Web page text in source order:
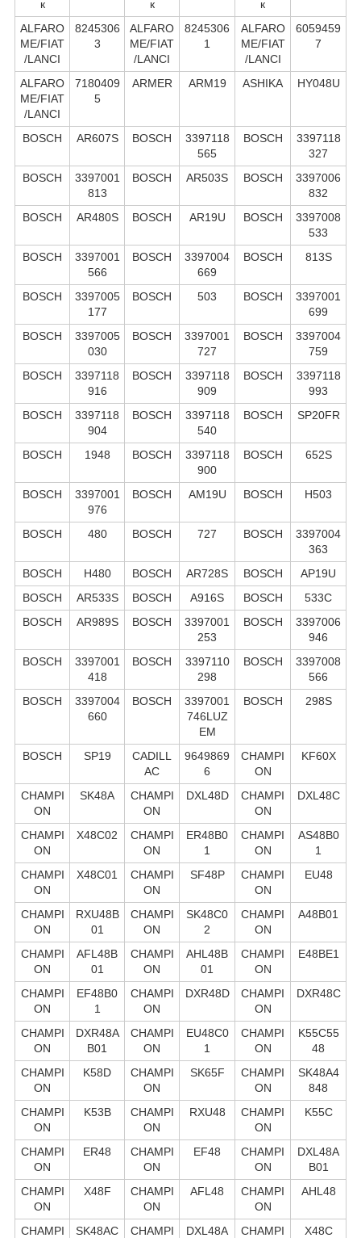
к к
к
ALFARO
ME/FIAT
/LANCI
8245306
3
ALFARO
ME/FIAT
/LANCI
8245306
1
ALFARO
ME/FIAT
/LANCI
6059459
7
ALFARO
ME/FIAT
/LANCI
7180409
5
ARMER ARM19 ASHIKA HY048U
BOSCH AR607S BOSCH
3397118
565
BOSCH
3397118
327
BOSCH
3397001
813
BOSCH AR503S BOSCH
3397006
832
BOSCH
AR480S BOSCH AR19U BOSCH
3397008
533
BOSCH
3397001
566
BOSCH
3397004
669
BOSCH 813S
BOSCH
3397005
177
BOSCH 503 BOSCH
3397001
699
BOSCH
3397005
030
BOSCH
3397001
727
BOSCH
3397004
759
BOSCH
3397118
916
BOSCH
3397118
909
BOSCH
3397118
993
BOSCH
3397118
904
BOSCH
3397118
540
BOSCH SP20FR
BOSCH 1948 BOSCH
3397118
900
BOSCH 652S
BOSCH
3397001
976
BOSCH AM19U BOSCH H503
BOSCH 480 BOSCH 727 BOSCH
3397004
363
BOSCH
H480 BOSCH AR728S BOSCH
AP19U
BOSCH
AR533S BOSCH A916S BOSCH
533C
BOSCH
AR989S BOSCH
3397001
253
BOSCH
3397006
946
BOSCH
3397001
418
BOSCH
3397110
298
BOSCH
3397008
566
BOSCH
3397004
660
BOSCH
3397001
746LUZ
EM
BOSCH 298S
BOSCH SP19
CADILL
AC
9649869
6
CHAMPI
ON
KF60X
CHAMPI
ON
SK48A
CHAMPI
ON
DXL48D
CHAMPI
ON
DXL48C
CHAMPI
ON
X48C02
CHAMPI
ON
ER48B0
1
CHAMPI
ON
AS48B0
1
CHAMPI
ON
X48C01
CHAMPI
ON
SF48P
CHAMPI
ON
EU48
CHAMPI
ON
RXU48B
01
CHAMPI
ON
SK48C0
2
CHAMPI
ON
A48B01
CHAMPI
ON
AFL48B
01
CHAMPI
ON
AHL48B
01
CHAMPI
ON
E48BE1
CHAMPI
ON
EF48B0
1
CHAMPI
ON
DXR48D
CHAMPI
ON
DXR48C
CHAMPI
ON
DXR48A
B01
CHAMPI
ON
EU48C0
1
CHAMPI
ON
K55C55
48
CHAMPI
ON
K58D
CHAMPI
ON
SK65F
CHAMPI
ON
SK48A4
848
CHAMPI
ON
K53B
CHAMPI
ON
RXU48
CHAMPI
ON
K55C
CHAMPI
ON
ER48
CHAMPI
ON
EF48
CHAMPI
ON
DXL48A
B01
CHAMPI
ON
X48F
CHAMPI
ON
AFL48
CHAMPI
ON
AHL48
CHAMPI
SK48AC
CHAMPI
DXL48A
CHAMPI
X48C